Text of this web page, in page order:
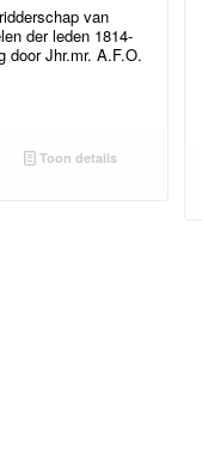
van
der leden 1814-
door Jhr.mr. A.F.O.
Toon details